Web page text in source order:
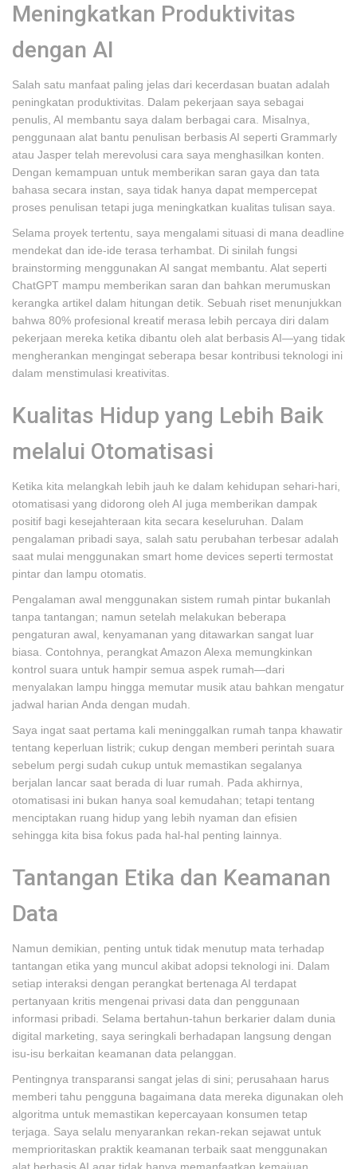
Meningkatkan Produktivitas
dengan AI
Salah satu manfaat paling jelas dari kecerdasan buatan adalah
peningkatan produktivitas. Dalam pekerjaan saya sebagai
penulis, AI membantu saya dalam berbagai cara. Misalnya,
penggunaan alat bantu penulisan berbasis AI seperti Grammarly
atau Jasper telah merevolusi cara saya menghasilkan konten.
Dengan kemampuan untuk memberikan saran gaya dan tata
bahasa secara instan, saya tidak hanya dapat mempercepat
proses penulisan tetapi juga meningkatkan kualitas tulisan saya.
Selama proyek tertentu, saya mengalami situasi di mana deadline
mendekat dan ide-ide terasa terhambat. Di sinilah fungsi
brainstorming menggunakan AI sangat membantu. Alat seperti
ChatGPT mampu memberikan saran dan bahkan merumuskan
kerangka artikel dalam hitungan detik. Sebuah riset menunjukkan
bahwa 80% profesional kreatif merasa lebih percaya diri dalam
pekerjaan mereka ketika dibantu oleh alat berbasis AI—yang tidak
mengherankan mengingat seberapa besar kontribusi teknologi ini
dalam menstimulasi kreativitas.
Kualitas Hidup yang Lebih Baik
melalui Otomatisasi
Ketika kita melangkah lebih jauh ke dalam kehidupan sehari-hari,
otomatisasi yang didorong oleh AI juga memberikan dampak
positif bagi kesejahteraan kita secara keseluruhan. Dalam
pengalaman pribadi saya, salah satu perubahan terbesar adalah
saat mulai menggunakan smart home devices seperti termostat
pintar dan lampu otomatis.
Pengalaman awal menggunakan sistem rumah pintar bukanlah
tanpa tantangan; namun setelah melakukan beberapa
pengaturan awal, kenyamanan yang ditawarkan sangat luar
biasa. Contohnya, perangkat Amazon Alexa memungkinkan
kontrol suara untuk hampir semua aspek rumah—dari
menyalakan lampu hingga memutar musik atau bahkan mengatur
jadwal harian Anda dengan mudah.
Saya ingat saat pertama kali meninggalkan rumah tanpa khawatir
tentang keperluan listrik; cukup dengan memberi perintah suara
sebelum pergi sudah cukup untuk memastikan segalanya
berjalan lancar saat berada di luar rumah. Pada akhirnya,
otomatisasi ini bukan hanya soal kemudahan; tetapi tentang
menciptakan ruang hidup yang lebih nyaman dan efisien
sehingga kita bisa fokus pada hal-hal penting lainnya.
Tantangan Etika dan Keamanan
Data
Namun demikian, penting untuk tidak menutup mata terhadap
tantangan etika yang muncul akibat adopsi teknologi ini. Dalam
setiap interaksi dengan perangkat bertenaga AI terdapat
pertanyaan kritis mengenai privasi data dan penggunaan
informasi pribadi. Selama bertahun-tahun berkarier dalam dunia
digital marketing, saya seringkali berhadapan langsung dengan
isu-isu berkaitan keamanan data pelanggan.
Pentingnya transparansi sangat jelas di sini; perusahaan harus
memberi tahu pengguna bagaimana data mereka digunakan oleh
algoritma untuk memastikan kepercayaan konsumen tetap
terjaga. Saya selalu menyarankan rekan-rekan sejawat untuk
memprioritaskan praktik keamanan terbaik saat menggunakan